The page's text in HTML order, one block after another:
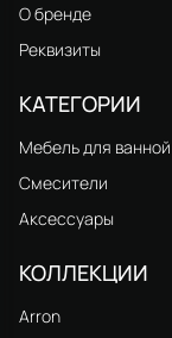
О бренде
Реквизиты
КАТЕГОРИИ
Мебель для ванной
Смесители
Аксессуары
КОЛЛЕКЦИИ
Arron